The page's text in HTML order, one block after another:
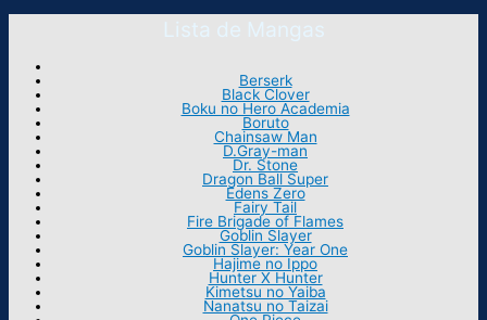
Lista de Mangas
Berserk
Black Clover
Boku no Hero Academia
Boruto
Chainsaw Man
D.Gray-man
Dr. Stone
Dragon Ball Super
Edens Zero
Fairy Tail
Fire Brigade of Flames
Goblin Slayer
Goblin Slayer: Year One
Hajime no Ippo
Hunter X Hunter
Kimetsu no Yaiba
Nanatsu no Taizai